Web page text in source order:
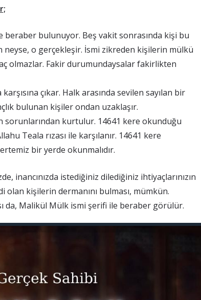
beraber bulunuyor. Beş vakit sonrasında kişi bu
o gerçekleşir. İsmi zikreden kişilerin mülkü
olmazlar. Fakir durumundaysalar fakirlikten
çıkar. Halk arasında sevilen sayılan bir
bulunan kişiler ondan uzaklaşır.
sorunlarından kurtulur. 14641 kere okunduğu
Teala rızası ile karşılanır. 14641 kere
bir yerde okunmalıdır.
inancınızda istediğiniz dilediğiniz ihtiyaçlarınızın
kişilerin dermanını bulması, mümkün.
da, Malikül Mülk ismi şerifi ile beraber görülür.